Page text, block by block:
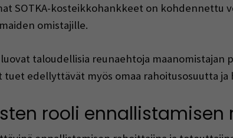
SOTKA-kosteikkohankkeet on kohdennettu
omistajille.
taloudellisia reunaehtoja maanomistajan
edellyttävät myös omaa rahoitusosuutta ja
rooli